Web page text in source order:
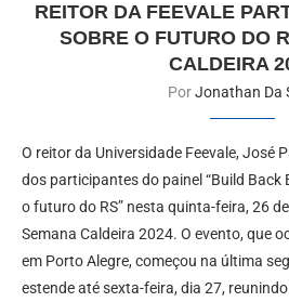
REITOR DA FEEVALE
SOBRE O FUTURO DO
CALDEIRA
PorJonathan Da
O reitor da Universidade Feevale, José
dos participantes do painel “Build
o futuro do RS” nesta quinta-feira, 26
Semana Caldeira 2024. O evento, que
em Porto Alegre, começou na última
estende até sexta-feira, dia 27,